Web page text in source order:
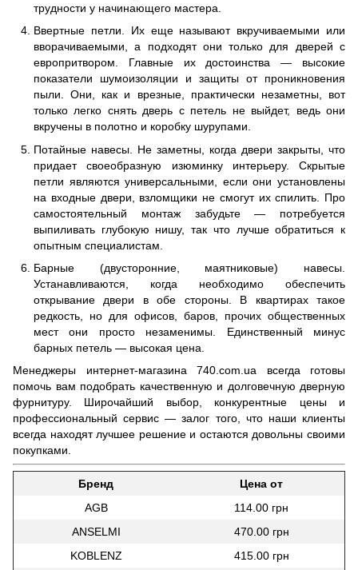
трудности у начинающего мастера.
Ввертные петли. Их еще называют вкручиваемыми или
вворачиваемыми, а подходят они только для дверей с
европритвором. Главные их достоинства — высокие
показатели шумоизоляции и защиты от проникновения
пыли. Они, как и врезные, практически незаметны, вот
только легко снять дверь с петель не выйдет, ведь они
вкручены в полотно и коробку шурупами.
Потайные навесы. Не заметны, когда двери закрыты, что
придает своеобразную изюминку интерьеру. Скрытые
петли являются универсальными, если они установлены
на входные двери, взломщики не смогут их спилить. Про
самостоятельный монтаж забудьте — потребуется
выпиливать глубокую нишу, так что лучше обратиться к
опытным специалистам.
Барные (двусторонние, маятниковые) навесы.
Устанавливаются, когда необходимо обеспечить
открывание двери в обе стороны. В квартирах такое
редкость, но для офисов, баров, прочих общественных
мест они просто незаменимы. Единственный минус
барных петель — высокая цена.
Менеджеры интернет-магазина 740.com.ua всегда готовы
помочь вам подобрать качественную и долговечную дверную
фурнитуру. Широчайший выбор, конкурентные цены и
профессиональный сервис — залог того, что наши клиенты
всегда находят лучшее решение и остаются довольны своими
покупками.
Бренд
Цена от
AGB
114.00 грн
ANSELMI
470.00 грн
KOBLENZ
415.00 грн